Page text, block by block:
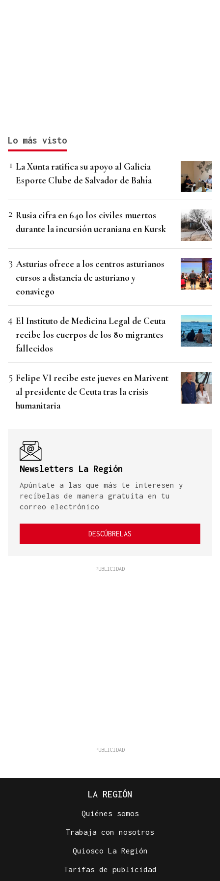
Lo más visto
La Xunta ratifica su apoyo al Galicia
Esporte Clube de Salvador de Bahía
Rusia cifra en 640 los civiles muertos
durante la incursión ucraniana en Kursk
Asturias ofrece a los centros asturianos
cursos a distancia de asturiano y
eonaviego
El Instituto de Medicina Legal de Ceuta
recibe los cuerpos de los 80 migrantes
fallecidos
Felipe VI recibe este jueves en Marivent
al presidente de Ceuta tras la crisis
humanitaria
Newsletters La Región
Apúntate a las que más te interesen y
recíbelas de manera gratuita en tu
correo electrónico
DESCÚBRELAS
LA REGIÓN
Quiénes somos
Trabaja con nosotros
Quiosco La Región
Tarifas de publicidad